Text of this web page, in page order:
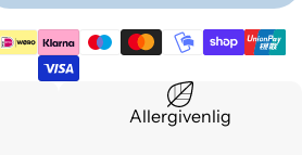
Allergivenlig